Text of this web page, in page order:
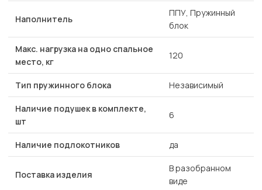
Наполнитель
ППУ, Пружинный
блок
Макс. нагрузка на одно спальное
место, кг
120
Тип пружинного блока Независимый
Наличие подушек в комплекте,
шт
6
Наличие подлокотников да
Поставка изделия
В разобранном
виде